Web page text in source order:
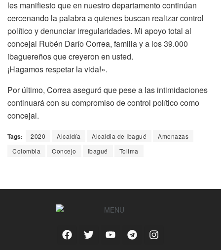
les manifiesto que en nuestro departamento continúan
cercenando la palabra a quienes buscan realizar control
político y denunciar irregularidades. Mi apoyo total al
concejal Rubén Darío Correa, familia y a los 39.000
ibaguereños que creyeron en usted.
¡Hagamos respetar la vida!».
Por último, Correa aseguró que pese a las intimidaciones
continuará con su compromiso de control político como
concejal.
Tags: 2020 Alcaldía Alcaldia de Ibagué
Amenazas
Colombia
Concejo Ibagué Tolima